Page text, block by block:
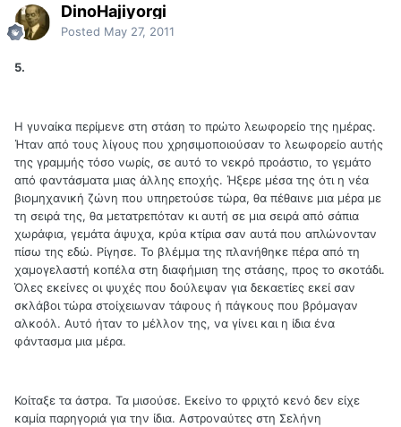
DinoHajiyorgi
Posted May 27, 2011
5.
Η γυναίκα περίμενε στη στάση το πρώτο λεωφορείο της ημέρας.
Ήταν από τους λίγους που χρησιμοποιούσαν το λεωφορείο αυτής
της γραμμής τόσο νωρίς, σε αυτό το νεκρό προάστιο, το γεμάτο
από φαντάσματα μιας άλλης εποχής. Ήξερε μέσα της ότι η νέα
βιομηχανική ζώνη που υπηρετούσε τώρα, θα πέθαινε μια μέρα με
τη σειρά της, θα μετατρεπόταν κι αυτή σε μια σειρά από σάπια
χωράφια, γεμάτα άψυχα, κρύα κτίρια σαν αυτά που απλώνονταν
πίσω της εδώ. Ρίγησε. Το βλέμμα της πλανήθηκε πέρα από τη
χαμογελαστή κοπέλα στη διαφήμιση της στάσης, προς το σκοτάδι.
Όλες εκείνες οι ψυχές που δούλεψαν για δεκαετίες εκεί σαν
σκλάβοι τώρα στοίχειωναν τάφους ή πάγκους που βρόμαγαν
αλκοόλ. Αυτό ήταν το μέλλον της, να γίνει και η ίδια ένα
φάντασμα μια μέρα.
Κοίταξε τα άστρα. Τα μισούσε. Εκείνο το φριχτό κενό δεν είχε
καμία παρηγοριά για την ίδια. Αστροναύτες στη Σελήνη